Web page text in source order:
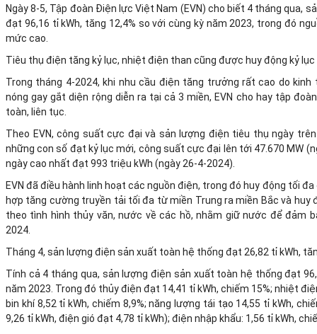
Ngày 8-5, Tập đoàn Điện lực Việt Nam (EVN) cho biết 4 tháng qua,
đạt 96,16 tỉ kWh, tăng 12,4% so với cùng kỳ năm 2023, trong đó
mức cao.
Tiêu thụ điện tăng kỷ lục, nhiệt điện than cũng được huy động kỷ lục
Trong tháng 4-2024, khi nhu cầu điện tăng trưởng rất cao do
nóng gay gắt diện rộng diễn ra tại cả 3 miền, EVN cho hay tập
toàn, liên tục.
Theo EVN, công suất cực đại và sản lượng điện tiêu thụ ngày
những con số đạt kỷ lục mới, công suất cực đại lên tới 47.670 MW
ngày cao nhất đạt 993 triệu kWh (ngày 26-4-2024).
EVN đã điều hành linh hoạt các nguồn điện, trong đó huy động tối
hợp tăng cường truyền tải tối đa từ miền Trung ra miền Bắc và huy
theo tình hình thủy văn, nước về các hồ, nhằm giữ nước để đảm
2024.
Tháng 4, sản lượng điện sản xuất toàn hệ thống đạt 26,82 tỉ kWh,
Tính cả 4 tháng qua, sản lượng điện sản xuất toàn hệ thống đạt
năm 2023. Trong đó thủy điện đạt 14,41 tỉ kWh, chiếm 15%; nhiệt
bin khí 8,52 tỉ kWh, chiếm 8,9%; năng lượng tái tạo 14,55 tỉ kWh,
9,26 tỉ kWh, điện gió đạt 4,78 tỉ kWh); điện nhập khẩu: 1,56 tỉ kWh,